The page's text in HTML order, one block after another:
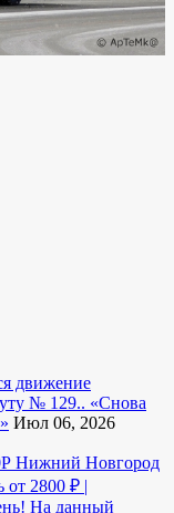
движение
№ 129.. «Снова
Июл 06, 2026
Нижний Новгород
2800 ₽ |
На данный